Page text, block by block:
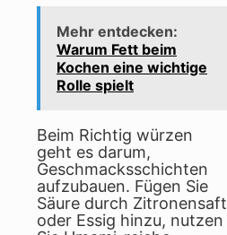
Mehr entdecken:
Warum Fett beim
Kochen eine wichtige
Rolle spielt
Beim Richtig würzen
geht es darum,
Geschmacksschichten
aufzubauen. Fügen Sie
Säure durch Zitronensaft
oder Essig hinzu, nutzen